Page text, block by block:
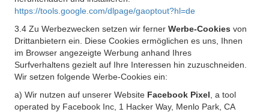
https://tools.google.com/dlpage/gaoptout?hl=de
3.4 Zu Werbezwecken setzen wir ferner Werbe-Cookies von
Drittanbietern ein. Diese Cookies ermöglichen es uns, Ihnen
im Browser angezeigte Werbung anhand Ihres
Surfverhaltens gezielt auf Ihre Interessen hin zuzuschneiden.
Wir setzen folgende Werbe-Cookies ein:
a) Wir nutzen auf unserer Website Facebook Pixel , a tool
operated by Facebook Inc, 1 Hacker Way, Menlo Park, CA